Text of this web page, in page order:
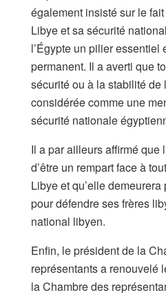
également insisté sur le
Libye et sa sécurité
l’Égypte un pilier essentiel
permanent. Il a averti que
sécurité ou à la stabilité de
considérée comme une
sécurité nationale
Il a par ailleurs affirmé que
d’être un rempart face à
Libye et qu’elle
pour défendre ses frères
national libyen.
Enfin, le président de la
représentants a renouvelé
la Chambre des